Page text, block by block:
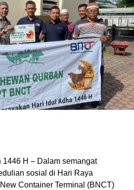
H – Dalam semangat
sosial di Hari Raya
Container Terminal (BNCT)